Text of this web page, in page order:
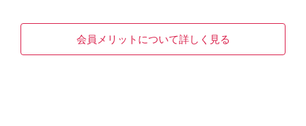
安全性に関する情報
会員メリットについて詳しく見る